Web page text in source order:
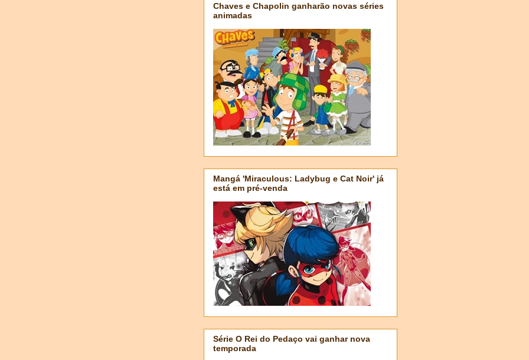
Chaves e Chapolin ganharão novas séries
animadas
Mangá 'Miraculous: Ladybug e Cat Noir' já
está em pré-venda
Série O Rei do Pedaço vai ganhar nova
temporada